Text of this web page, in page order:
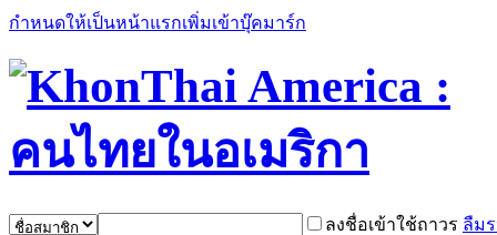
กำหนดให้เป็นหน้าแรกเพิ่มเข้าบุ๊คมาร์ก
ลงชื่อเข้าใช้ถาวร ลืม